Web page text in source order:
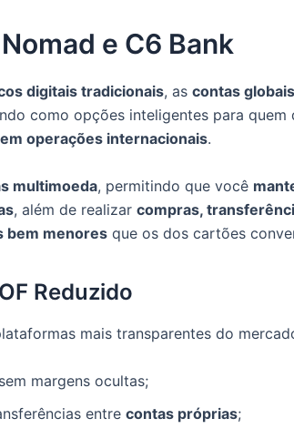
e C6 Bank
digitais tradicionais, as contas globais
como opções inteligentes para quem
operações internacionais.
multimoeda, permitindo que você
, além de realizar compras,
bem menores que os dos cartões
Reduzido
mais transparentes do
margens ocultas;
entre contas próprias;